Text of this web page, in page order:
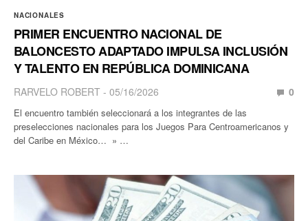
NACIONALES
PRIMER ENCUENTRO NACIONAL DE
BALONCESTO ADAPTADO IMPULSA INCLUSIÓN
Y TALENTO EN REPÚBLICA DOMINICANA
RARVELO ROBERT 05/16/2026 0
El encuentro también seleccionará a los integrantes de las
preselecciones nacionales para los Juegos Para Centroamericanos y
del Caribe en México… » …